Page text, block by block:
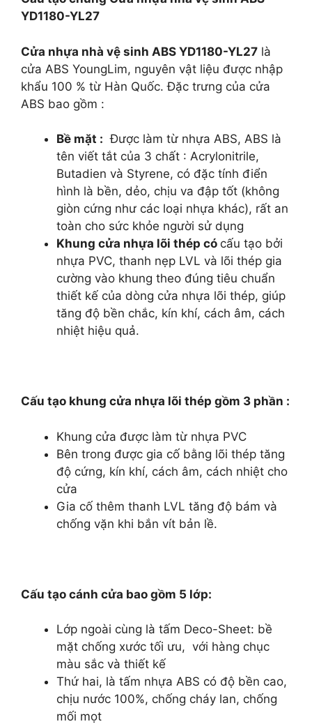
YD1180-YL27
Cửa nhựa nhà vệ sinh ABS YD1180-YL27 là
cửa ABS YoungLim, nguyên vật liệu được nhập
khẩu 100 % từ Hàn Quốc. Đặc trưng của cửa
ABS bao gồm :
Bề mặt : Được làm từ nhựa ABS, ABS là
tên viết tắt của 3 chất : Acrylonitrile,
Butadien và Styrene, có đặc tính điển
hình là bền, dẻo, chịu va đập tốt (không
giòn cứng như các loại nhựa khác), rất an
toàn cho sức khỏe người sử dụng
Khung cửa nhựa lõi thép có cấu tạo bởi
nhựa PVC, thanh nẹp LVL và lõi thép gia
cường vào khung theo đúng tiêu chuẩn
thiết kế của dòng cửa nhựa lõi thép, giúp
tăng độ bền chắc, kín khí, cách âm, cách
nhiệt hiệu quả.
Cấu tạo khung cửa nhựa lõi thép gồm 3 phần :
Khung cửa được làm từ nhựa PVC
Bên trong được gia cố bằng lõi thép tăng
độ cứng, kín khí, cách âm, cách nhiệt cho
cửa
Gia cố thêm thanh LVL tăng độ bám và
chống vặn khi bắn vít bản lề.
Cấu tạo cánh cửa bao gồm 5 lớp:
Lớp ngoài cùng là tấm Deco-Sheet: bề
mặt chống xước tối ưu, với hàng chục
màu sắc và thiết kế
Thứ hai, là tấm nhựa ABS có độ bền cao,
chịu nước 100%, chống cháy lan, chống
mối mọt